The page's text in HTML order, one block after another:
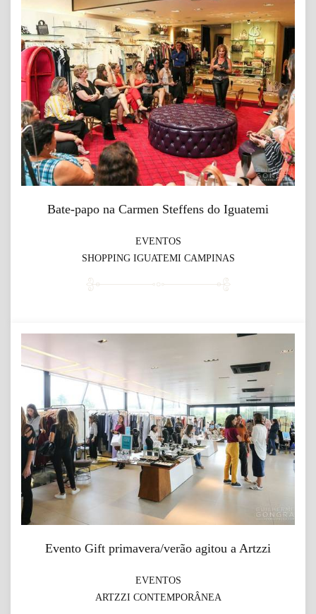
Bate-papo na Carmen Steffens do Iguatemi
EVENTOS
SHOPPING IGUATEMI CAMPINAS
Evento Gift primavera/verão agitou a Artzzi
EVENTOS
ARTZZI CONTEMPORÂNEA